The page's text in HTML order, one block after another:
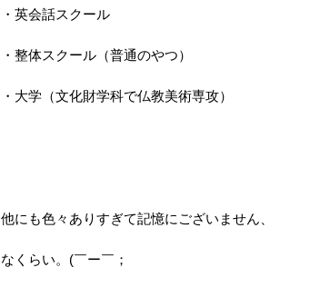
・英会話スクール
・整体スクール（普通のやつ）
・大学（文化財学科で仏教美術専攻）
他にも色々ありすぎて記憶にございません、
なくらい。(￣ー￣；